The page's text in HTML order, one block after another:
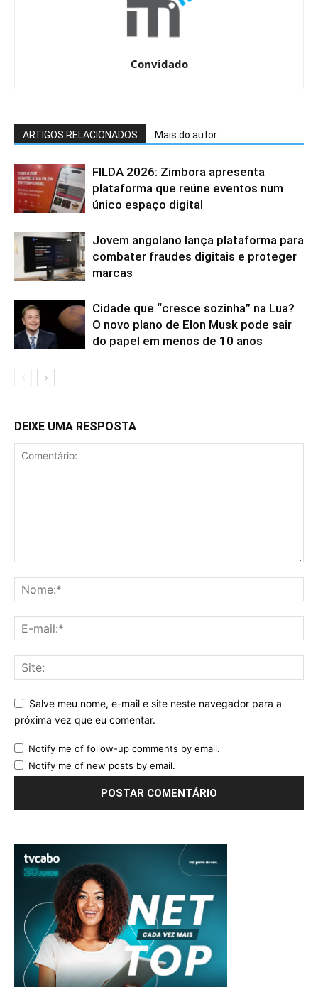
Convidado
ARTIGOS RELACIONADOS Mais do autor
FILDA 2026: Zimbora apresenta
plataforma que reúne eventos num
único espaço digital
Jovem angolano lança plataforma para
combater fraudes digitais e proteger
marcas
Cidade que “cresce sozinha” na Lua?
O novo plano de Elon Musk pode sair
do papel em menos de 10 anos
DEIXE UMA RESPOSTA
Salve meu nome, e-mail e site neste navegador para a
próxima vez que eu comentar.
Notify me of follow-up comments by email.
Notify me of new posts by email.